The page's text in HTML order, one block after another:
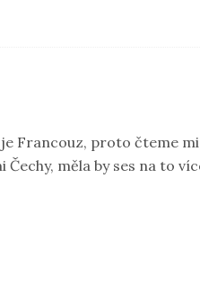
Francouz, proto čteme
Čechy, měla by ses na to